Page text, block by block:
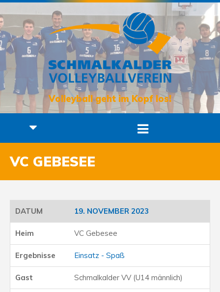
Volleyball geht im Kopf los!
VC GEBESEE
19. NOVEMBER 2023
VC Gebesee
Einsatz - Spaß
Schmalkalder VV (U14 männlich)